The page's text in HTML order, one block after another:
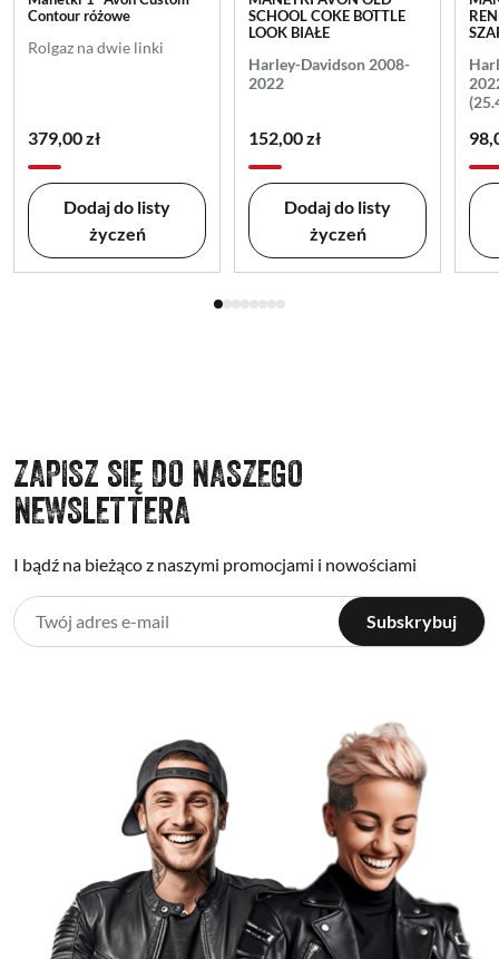
Contour różowe
Rolgaz na dwie linki
379,00 zł
Dodaj do listy
życzeń
SCHOOL COKE BOTTLE
LOOK BIAŁE
Harley-Davidson 2008-
2022
152,00 zł
Dodaj do listy
życzeń
ZAPISZ SIĘ DO NASZEGO
NEWSLETTERA
I bądź na bieżąco z naszymi promocjami i nowościami